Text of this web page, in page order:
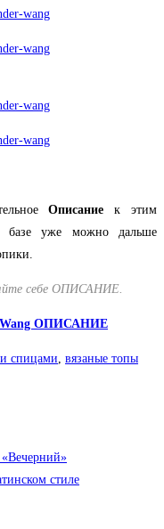
Описание к этим
уже можно дальше
себе ОПИСАНИЕ.
ОПИСАНИЕ
спицами, вязаные топы
стиле